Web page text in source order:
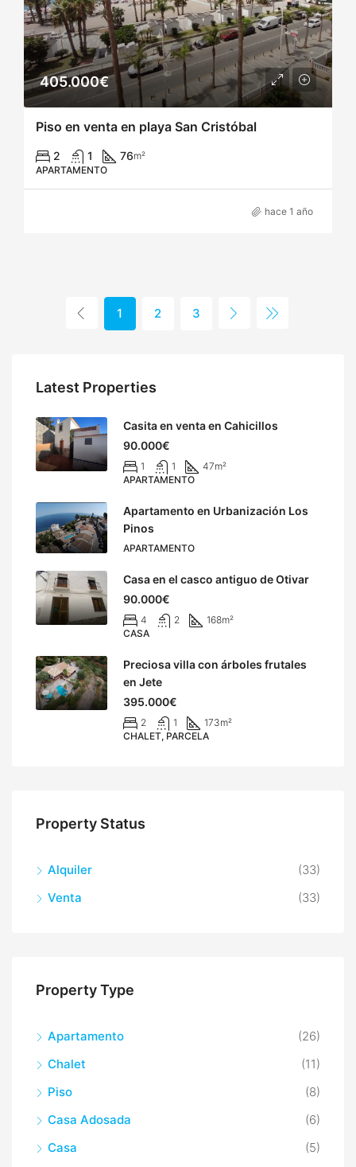
405.000€
Piso en venta en playa San Cristóbal
2 1 76m²
APARTAMENTO
hace 1 año
1 2 3
Latest Properties
Casita en venta en Cahicillos
90.000€
1 1 47m²
APARTAMENTO
Apartamento en Urbanización Los
Pinos
APARTAMENTO
Casa en el casco antiguo de Otivar
90.000€
4 2 168m²
CASA
Preciosa villa con árboles frutales
en Jete
395.000€
2 1 173m²
CHALET, PARCELA
Property Status
Alquiler
(33)
Venta
(33)
Property Type
Apartamento
(26)
Chalet
(11)
Piso
(8)
Casa Adosada
(6)
Casa
(5)